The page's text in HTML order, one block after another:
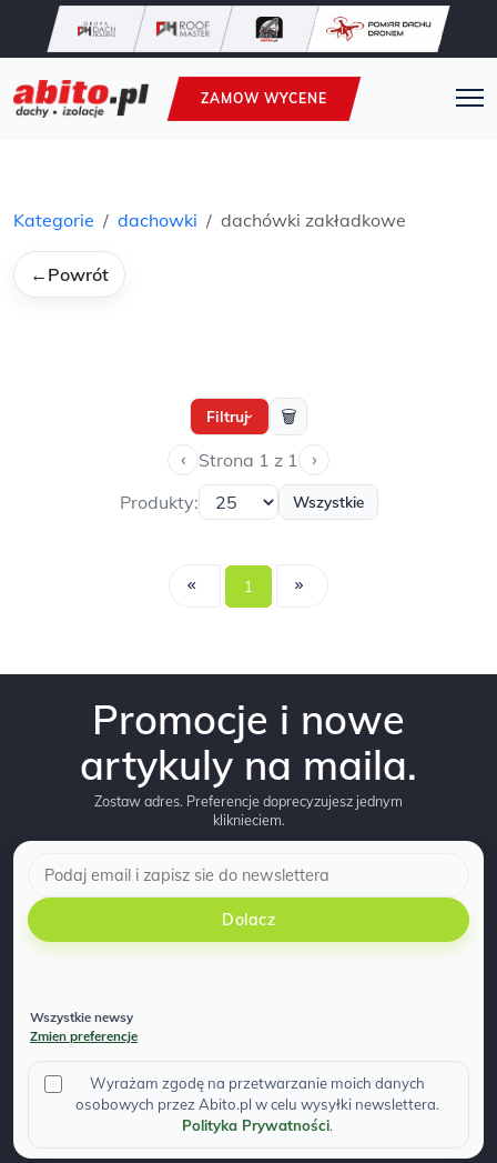
ZAMOW WYCENE
Kategorie dachowki dachówki zakładkowe
← Powrót
Filtruj› 🗑
‹ Strona 1 z 1 ›
Produkty: Wszystkie
1
Promocje i nowe
artykuly na maila.
Zostaw adres. Preferencje doprecyzujesz jednym
kliknieciem.
Dolacz
Wszystkie newsy
Zmien preferencje
Wyrażam zgodę na przetwarzanie moich danych
osobowych przez Abito.pl w celu wysyłki newslettera.
Polityka Prywatności.